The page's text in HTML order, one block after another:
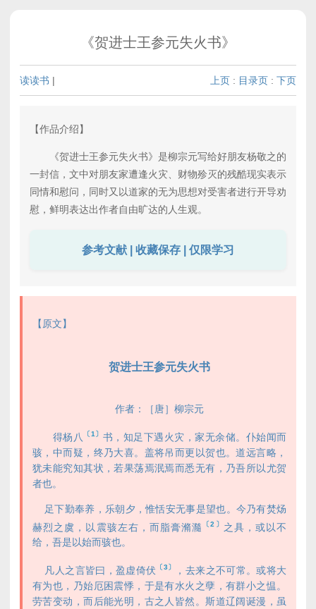
《贺进士王参元失火书》
读读书 | 上页 : 目录页 : 下页
【作品介绍】
《贺进士王参元失火书》是柳宗元写给好朋友杨敬之的
一封信，文中对朋友家遭逢火灾、财物殄灭的残酷现实表示
同情和慰问，同时又以道家的无为思想对受害者进行开导劝
慰，鲜明表达出作者自由旷达的人生观。
参考文献 | 收藏保存 | 仅限学习
【原文】
贺进士王参元失火书
作者：［唐］柳宗元
得杨八 〔1〕 书，知足下遇火灾，家无余储。仆始闻而
骇，中而疑，终乃大喜。盖将吊而更以贺也。道远言略，
犹未能究知其状，若果荡焉泯焉而悉无有，乃吾所以尤贺
者也。
足下勤奉养，乐朝夕，惟恬安无事是望也。今乃有焚炀
赫烈之虞，以震骇左右，而脂膏滫瀡
〔2〕
之具，或以不
给，吾是以始而骇也。
凡人之言皆曰，盈虚倚伏 〔3〕
，去来之不可常。或将大
有为也，乃始厄困震悸，于是有水火之孽，有群小之愠。
劳苦变动，而后能光明，古之人皆然。斯道辽阔诞漫，虽